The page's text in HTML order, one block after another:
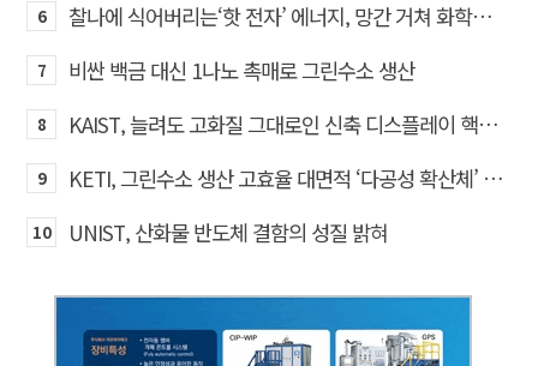
6 찰나에 식어버리는‘핫 전자’ 에너지, 망간 거쳐 화학반응에 쓴다
7 비싼 백금 대신 1나노 촉매로 그린수소 생산
8 KAIST, 늘려도 고화질 그대로인 신축 디스플레이 핵심기술 개발​
9 KETI, 그린수소 생산 고효율 대면적 ‘다공성 확산체’ 개발
10 UNIST, 산화물 반도체 결함의 성질 밝혀